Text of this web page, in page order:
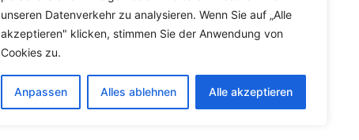
unseren Datenverkehr zu analysieren. Wenn Sie auf „Alle
akzeptieren" klicken, stimmen Sie der Anwendung von
Cookies zu.
Anpassen Alles ablehnen Alle akzeptieren
Ihr Auto verkaufen
Fahrzeugbestand
Datenschutzerklärung
Impressum